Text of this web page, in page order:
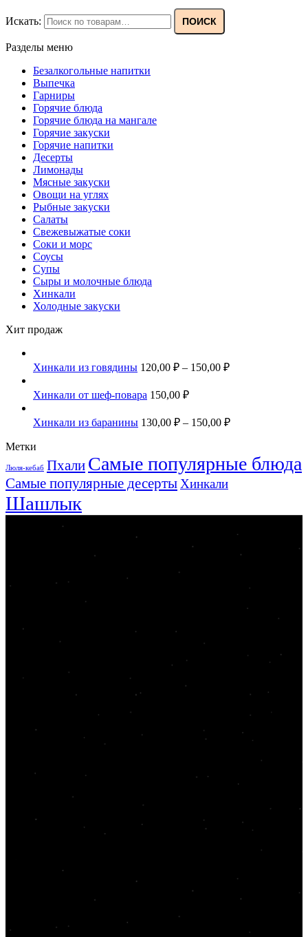
Искать: ПОИСК
Разделы меню
Безалкогольные напитки
Выпечка
Гарниры
Горячие блюда
Горячие блюда на мангале
Горячие закуски
Горячие напитки
Десерты
Лимонады
Мясные закуски
Овощи на углях
Рыбные закуски
Салаты
Свежевыжатые соки
Соки и морс
Соусы
Супы
Сыры и молочные блюда
Хинкали
Холодные закуски
Хит продаж
Хинкали из говядины 120,00 ₽ – 150,00 ₽
Хинкали от шеф-повара 150,00 ₽
Хинкали из баранины 130,00 ₽ – 150,00 ₽
Метки
Люля-кебаб Пхали Самые популярные блюда
Самые популярные десертыХинкали
Шашлык